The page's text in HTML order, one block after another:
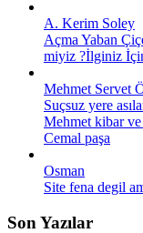
A. Kerim Soley
Açma Yaban
miyiz ?İlginiz
Mehmet Servet
Suçsuz yere
Mehmet kibar
Cemal paşa
Osman
Site fena degil
Son Yazılar